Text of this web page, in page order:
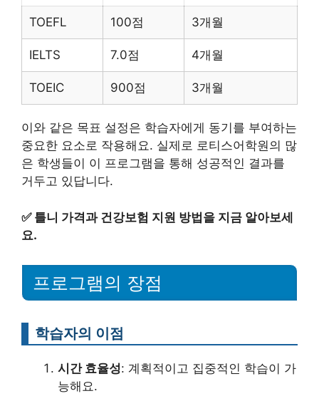
TOEFL 100점 3개월
IELTS 7.0점 4개월
TOEIC 900점 3개월
이와 같은 목표 설정은 학습자에게 동기를 부여하는
중요한 요소로 작용해요. 실제로 로티스어학원의 많
은 학생들이 이 프로그램을 통해 성공적인 결과를
거두고 있답니다.
✅ 틀니 가격과 건강보험 지원 방법을 지금 알아보세
요.
프로그램의 장점
학습자의 이점
시간 효율성: 계획적이고 집중적인 학습이 가
능해요.